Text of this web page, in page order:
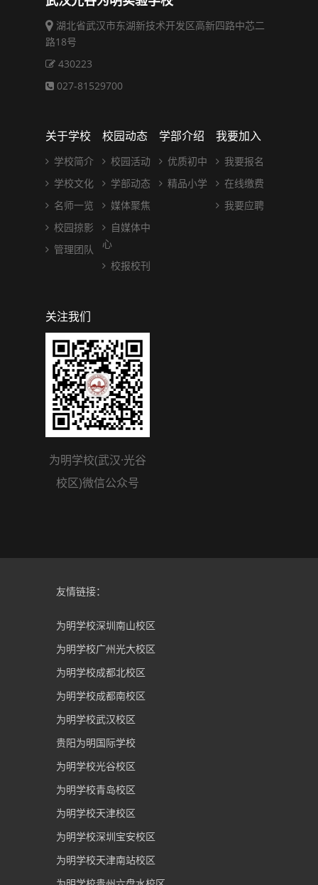
湖北省武汉市东湖新技术开发区高新四路中芯二
路18号
430223
027-81529700
关于学校
学校简介
学校文化
名师一览
校园掠影
管理团队
校园动态
校园活动
学部动态
媒体聚焦
自媒体中
心
校报校刊
学部介绍
优质初中
精品小学
我要加入
我要报名
在线缴费
我要应聘
关注我们
为明学校(武汉·光谷
校区)微信公众号
友情链接：
为明学校深圳南山校区
为明学校广州光大校区
为明学校成都北校区
为明学校成都南校区
为明学校武汉校区
贵阳为明国际学校
为明学校光谷校区
为明学校青岛校区
为明学校天津校区
为明学校深圳宝安校区
为明学校天津南站校区